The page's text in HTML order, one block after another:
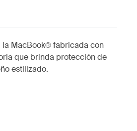
MacBook® fabricada con
que brinda protección de
estilizado.